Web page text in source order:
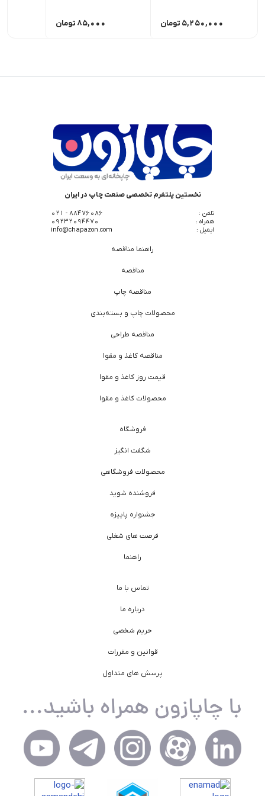
5,250,000 تومان 85,000 تومان
نخستین پلتفرم تخصصی صنعت چاپ در ایران
تلفن :
88476086 - 021
همراه :
09232094470
ایمیل :
info@chapazon.com
راهنما مناقصه
مناقصه
مناقصه چاپ
محصولات چاپ و بسته‌بندی
مناقصه طراحی
مناقصه کاغذ و مقوا
قیمت روز کاغذ و مقوا
محصولات کاغذ و مقوا
فروشگاه
شگفت انگیز
محصولات فروشگاهی
فروشنده شوید
جشنواره پاییزه
فرصت های شغلی
راهنما
تماس با ما
درباره ما
حریم شخصی
قوانین و مقررات
پرسش های متداول